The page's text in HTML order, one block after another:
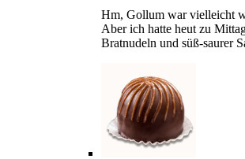
Hm, Gollum war vielleicht
Aber ich hatte heut zu
Bratnudeln und süß-saurer